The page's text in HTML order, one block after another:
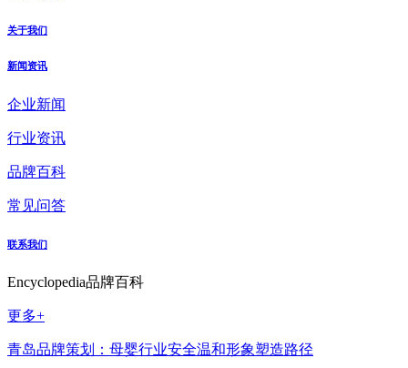
关于我们
新闻资讯
企业新闻
行业资讯
品牌百科
常见问答
联系我们
Encyclopedia品牌百科
更多+
青岛品牌策划：母婴行业安全温和形象塑造路径